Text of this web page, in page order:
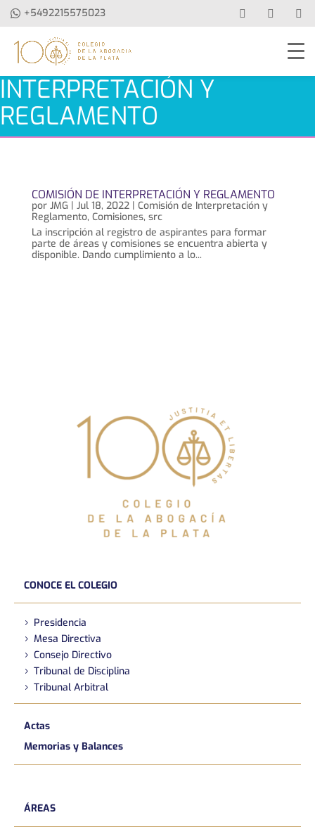
+5492215575023
INTERPRETACIÓN Y
REGLAMENTO
COMISIÓN DE INTERPRETACIÓN Y REGLAMENTO
por JMG| Jul 18, 2022| Comisión de Interpretación y
Reglamento, Comisiones, src
La inscripción al registro de aspirantes para formar
parte de áreas y comisiones se encuentra abierta y
disponible. Dando cumplimiento a lo...
CONOCE EL COLEGIO
Presidencia
Mesa Directiva
Consejo Directivo
Tribunal de Disciplina
Tribunal Arbitral
Actas
Memorias y Balances
ÁREAS